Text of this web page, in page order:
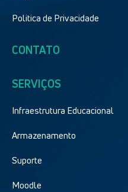
Politica de Privacidade
CONTATO
SERVIÇOS
Infraestrutura Educacional
Armazenamento
Suporte
Moodle